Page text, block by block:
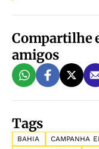
Compartilhe
amigos
Tags
BAHIA CAMPANHA